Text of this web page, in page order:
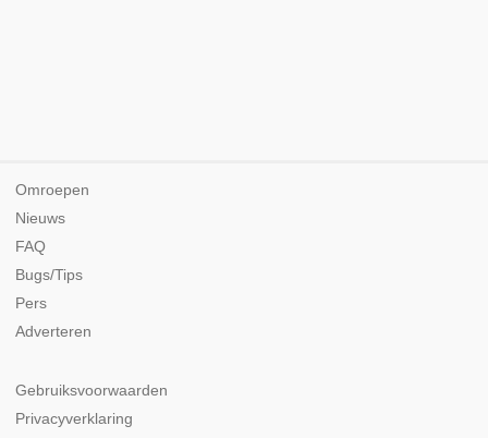
Omroepen
Nieuws
FAQ
Bugs/Tips
Pers
Adverteren
Gebruiksvoorwaarden
Privacyverklaring